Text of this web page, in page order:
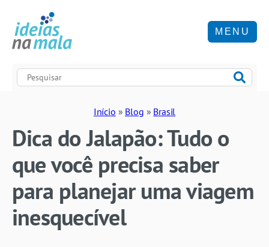
MENU
Início » Blog » Brasil
Dica do Jalapão: Tudo o
que você precisa saber
para planejar uma viagem
inesquecível